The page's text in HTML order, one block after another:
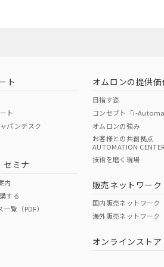
O O
ページへ
ください
ト
ト
パンデスク
セミナ
内
する
覧（PDF）
オムロンの提供価
目指す姿
コンセプト「i-
オムロンの強み
お客様との共創拠点
AUTOMATION CENTER
技術を磨く現場
販売ネットワーク
国内販売ネットワーク
海外販売ネットワーク
オンラインストア